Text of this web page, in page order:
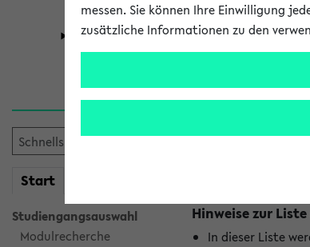
Universität Forschung
Start
Studiengangsauswahl
Modulrecherche
Hinweise zur
In dieser Liste
messen. Sie können Ihre Einwilligung
zusätzliche Informationen zu den